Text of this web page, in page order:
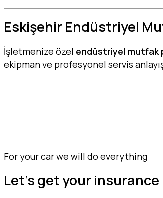
Eskişehir Endüstriyel
İşletmenize özel endüstriyel mutfak
ekipman ve profesyonel servis
For your car we will do everything
Let's get your insurance